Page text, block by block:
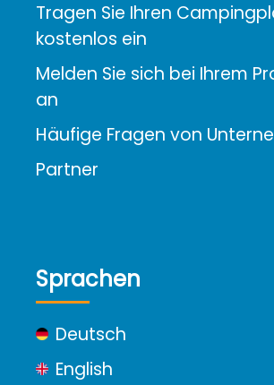
Tragen Sie Ihren
kostenlos ein
Melden Sie sich bei Ihrem
an
Häufige Fragen von
Partner
Sprachen
Deutsch
English